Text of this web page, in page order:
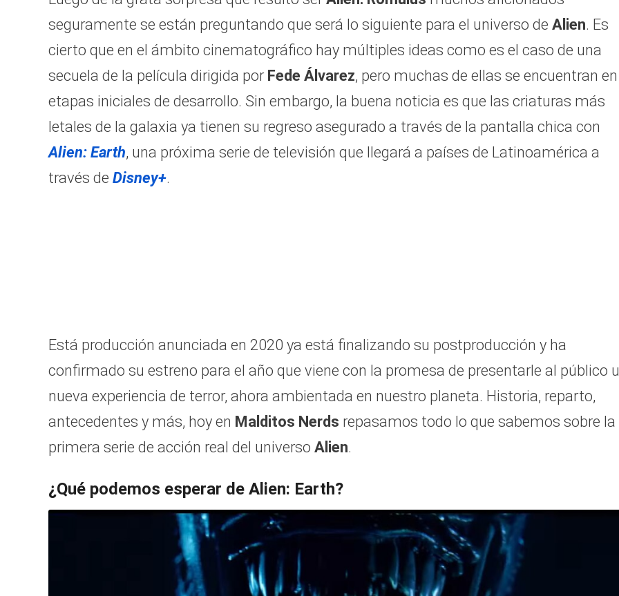
seguramente se están preguntando que será lo siguiente para el universo de Alien. Es
cierto que en el ámbito cinematográfico hay múltiples ideas como es el caso de una
secuela de la película dirigida por Fede Álvarez, pero muchas de ellas se encuentran en
etapas iniciales de desarrollo. Sin embargo, la buena noticia es que las criaturas más
letales de la galaxia ya tienen su regreso asegurado a través de la pantalla chica con
Alien: Earth, una próxima serie de televisión que llegará a países de Latinoamérica a
través de Disney+.
Está producción anunciada en 2020 ya está finalizando su postproducción y ha
confirmado su estreno para el año que viene con la promesa de presentarle al público
nueva experiencia de terror, ahora ambientada en nuestro planeta. Historia, reparto,
antecedentes y más, hoy en Malditos Nerds repasamos todo lo que sabemos sobre la
primera serie de acción real del universo Alien.
¿Qué podemos esperar de Alien: Earth?